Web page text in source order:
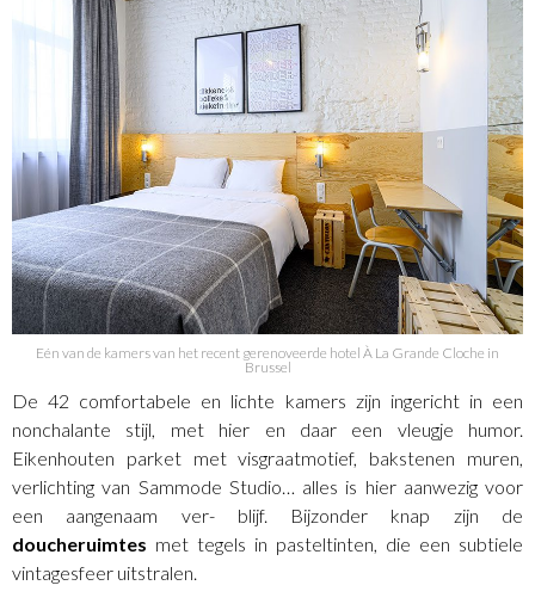
Eén van de kamers van het recent gerenoveerde hotel À La Grande Cloche in
Brussel
De 42 comfortabele en lichte kamers zijn ingericht in een
nonchalante stijl, met hier en daar een vleugje humor.
Eikenhouten parket met visgraatmotief, bakstenen muren,
verlichting van Sammode Studio… alles is hier aanwezig voor
een aangenaam ver- blijf. Bijzonder knap zijn de
doucheruimtes met tegels in pasteltinten, die een subtiele
vintagesfeer uitstralen.